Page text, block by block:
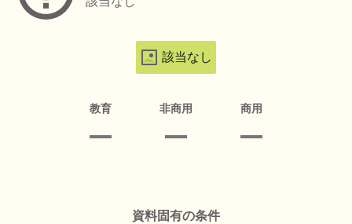
該当なし
教育 非商用 商用
資料固有の条件